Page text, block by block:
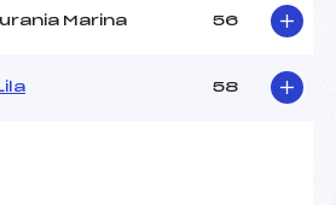
Marina 56
58